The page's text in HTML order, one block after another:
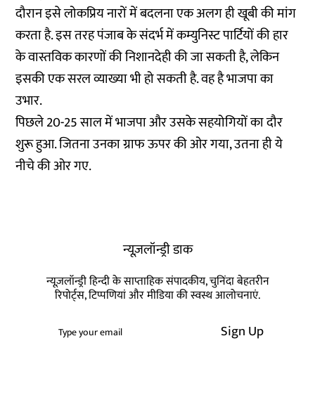
दौरान इसे लोकप्रिय नारों में बदलना एक अलग ही खूबी की मांग
करता है. इस तरह पंजाब के संदर्भ में कम्युनिस्ट पार्टियों की हार
के वास्तविक कारणों की निशानदेही की जा सकती है, लेकिन
इसकी एक सरल व्याख्या भी हो सकती है. वह है भाजपा का
उभार.
पिछले 20-25 साल में भाजपा और उसके सहयोगियों का दौर
शुरू हुआ. जितना उनका ग्राफ ऊपर की ओर गया, उतना ही ये
नीचे की ओर गए.
न्यूज़लॉन्ड्री डाक
न्यूज़लॉन्ड्री हिन्दी के साप्ताहिक संपादकीय, चुनिंदा बेहतरीन
रिपोर्ट्स, टिप्पणियां और मीडिया की स्वस्थ आलोचनाएं.
Sign Up